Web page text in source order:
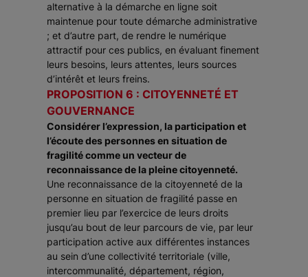
alternative à la démarche en ligne soit
maintenue pour toute démarche administrative
; et d’autre part, de rendre le numérique
attractif pour ces publics, en évaluant finement
leurs besoins, leurs attentes, leurs sources
d’intérêt et leurs freins.
PROPOSITION 6 : CITOYENNETÉ ET
GOUVERNANCE
Considérer l’expression, la participation et
l’écoute des personnes en situation de
fragilité comme un vecteur de
reconnaissance de la pleine citoyenneté.
Une reconnaissance de la citoyenneté de la
personne en situation de fragilité passe en
premier lieu par l’exercice de leurs droits
jusqu’au bout de leur parcours de vie, par leur
participation active aux différentes instances
au sein d’une collectivité territoriale (ville,
intercommunalité, département, région,